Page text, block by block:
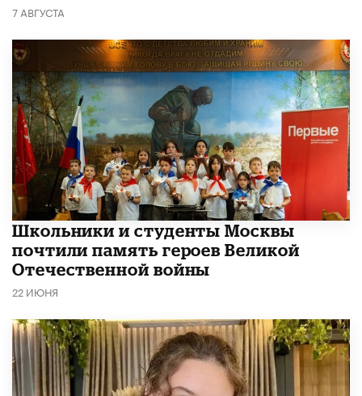
7 АВГУСТА
Школьники и студенты Москвы
почтили память героев Великой
Отечественной войны
22 ИЮНЯ